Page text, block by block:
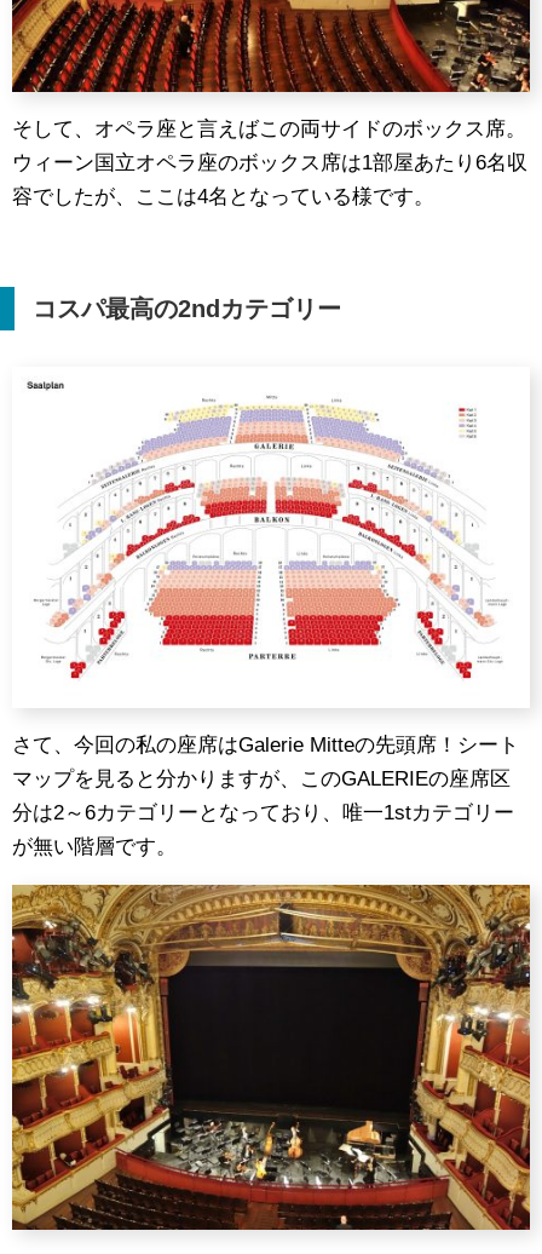
そして、オペラ座と言えばこの両サイドのボックス席。
ウィーン国立オペラ座のボックス席は1部屋あたり6名収
容でしたが、ここは4名となっている様です。
コスパ最高の2nd カテゴリー
さて、今回の私の座席はGalerie Mitteの先頭席！シート
マップを見ると分かりますが、このGALERIEの座席区
分は2～6カテゴリーとなっており、唯一1stカテゴリー
が無い階層です。